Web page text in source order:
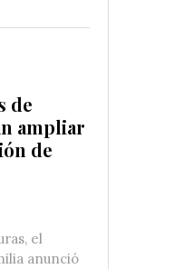
de
ampliar
de
el
anunció